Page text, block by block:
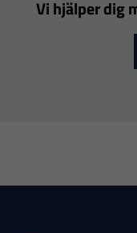
Vi hjälper dig